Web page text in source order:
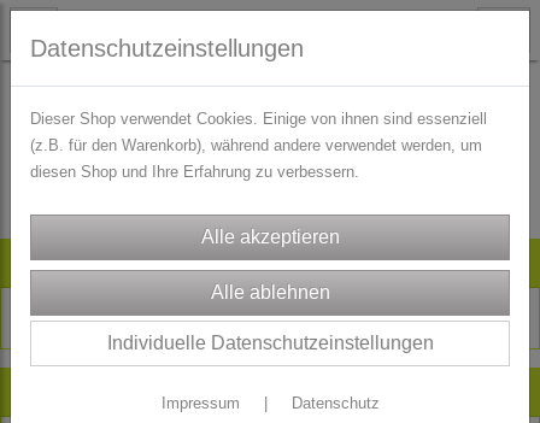
Artikelsuche
Neu im Shop
Es wurden leider keine Produkte gefunden.
Datenschutzeinstellungen
Dieser Shop verwendet Cookies. Einige von ihnen sind essenziell
(z.B. für den Warenkorb), während andere verwendet werden, um
diesen Shop und Ihre Erfahrung zu verbessern.
Individuelle Datenschutzeinstellungen
Impressum Datenschutz